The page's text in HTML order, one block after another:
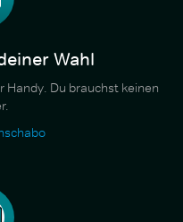
Wahl
Handy. Du brauchst keinen